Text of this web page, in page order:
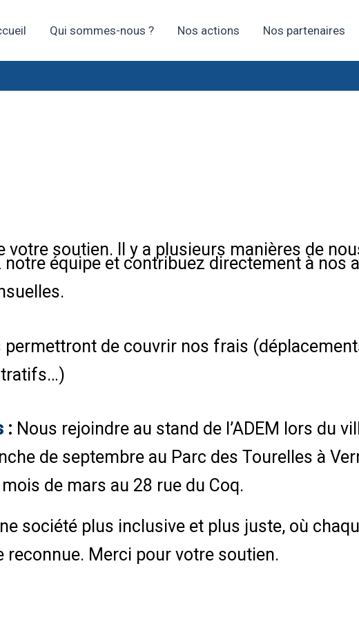
Qui sommes-nous ? Nos actions Nos partenaires
soutien. Il y a plusieurs manières de
notre équipe et contribuez directement à nos
permettront de couvrir nos frais
: Nous rejoindre au stand de l’ADEM lors du
de septembre au Parc des Tourelles à
de mars au 28 rue du Coq.
société plus inclusive et plus juste, où
reconnue. Merci pour votre soutien.